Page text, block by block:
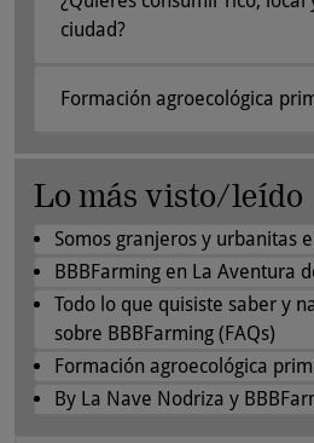
ciudad?
Formación agroecológica
Lo más visto/leído
Somos granjeros y urbanitas
BBBFarming en La Aventura
Todo lo que quisiste saber y
sobre BBBFarming (FAQs)
Formación agroecológica
By La Nave Nodriza y